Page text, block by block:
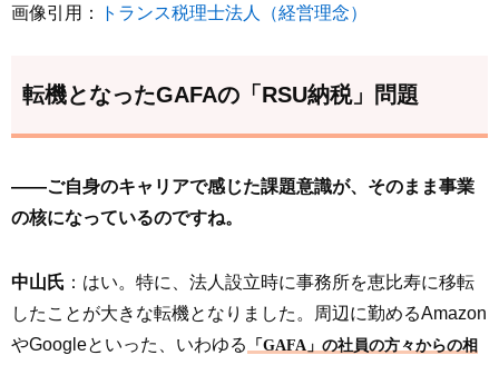
画像引用： トランス税理士法人（経営理念）
転機となったGAFAの「RSU納税」問題
――ご自身のキャリアで感じた課題意識が、そのまま事業
の核になっているのですね。
中山氏 ：はい。特に、法人設立時に事務所を恵比寿に移転
したことが大きな転機となりました。周辺に勤めるAmazon
やGoogleといった、いわゆる
「GAFA」の社員の方々からの相